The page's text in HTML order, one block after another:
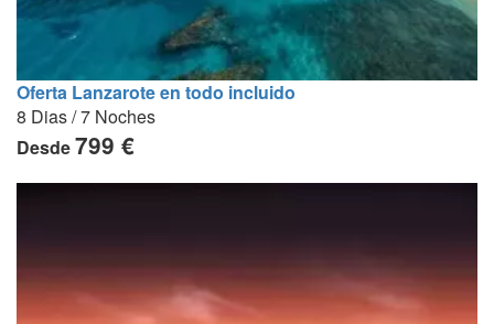
Oferta Lanzarote en todo incluido
8 Dias / 7 Noches
Desde799 €